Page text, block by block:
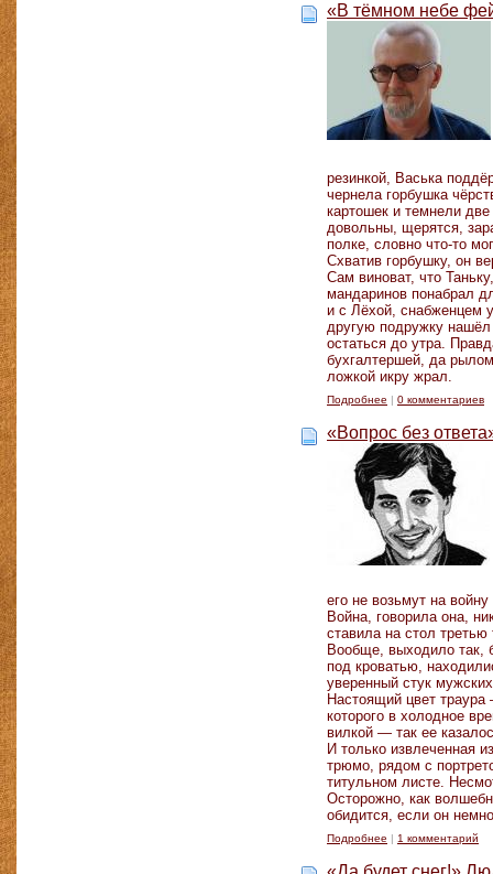
«В тёмном небе
резинкой, Васька
чернела горбушка
картошек и темнели
довольны, щерятся,
полке, словно что-то
Схватив горбушку, он
Сам виноват, что
мандаринов понабрал
и с Лёхой, снабженцем
другую подружку
остаться до утра.
бухгалтершей, да
ложкой икру жрал.
Подробнее | 0 комментариев
«Вопрос без
его не возьмут на
Война, говорила она,
ставила на стол третью
Вообще, выходило так,
под кроватью,
уверенный стук
Настоящий цвет
которого в холодное
вилкой — так ее
И только извлеченная
трюмо, рядом с
титульном листе.
Осторожно, как
обидится, если он
Подробнее | 1 комментарий